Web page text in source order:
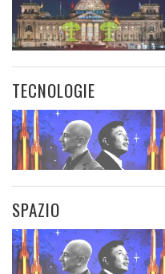
TECNOLOGIE
SPAZIO